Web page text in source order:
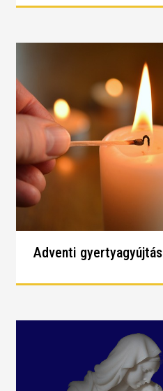
Adventi gyertyagyújtás